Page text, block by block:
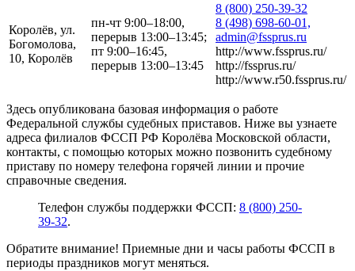
Королёв, ул.
Богомолова,
10, Королёв
пн-чт 9:00–18:00,
перерыв 13:00–13:45;
пт 9:00–16:45,
перерыв 13:00–13:45
8 (800) 250-39-32
8 (498) 698-60-01,
admin@fssprus.ru
http://www.fssprus.ru/
http://fssprus.ru/
http://www.r50.fssprus.ru/
Здесь опубликована базовая информация о работе
Федеральной службы судебных приставов. Ниже вы узнаете
адреса филиалов ФССП РФ Королёва Московской области,
контакты, с помощью которых можно позвонить судебному
приставу по номеру телефона горячей линии и прочие
справочные сведения.
Телефон службы поддержки ФССП: 8 (800) 250-
39-32.
Обратите внимание! Приемные дни и часы работы ФССП в
периоды праздников могут меняться.